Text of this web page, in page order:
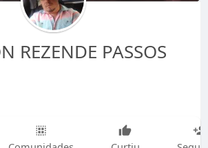
REZENDE PASSOS